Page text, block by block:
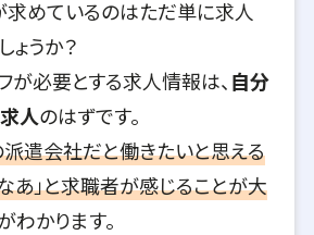
求めているのはただ単に求人
ょうか？
が必要とする求人情報は、 自分
人のはずです。
派遣会社だと働きたいと思える
あ」と求職者が感じることが大
わかります。